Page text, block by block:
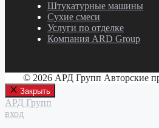
Штукатурные машины
Сухие смеси
Услуги по отделке
Компания ARD Group
© 2026 АРД Групп Авторские
Закрыть
АРД Групп
вход